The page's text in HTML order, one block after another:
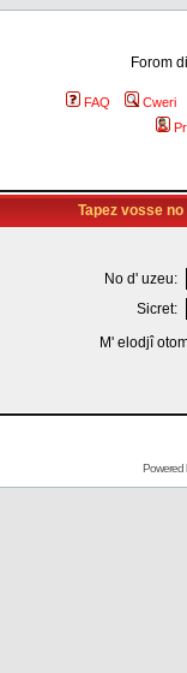
Forom
FAQ
Cweri
Tapez vosse
No d' uzeu:
Sicret:
M' elodjî
Powered